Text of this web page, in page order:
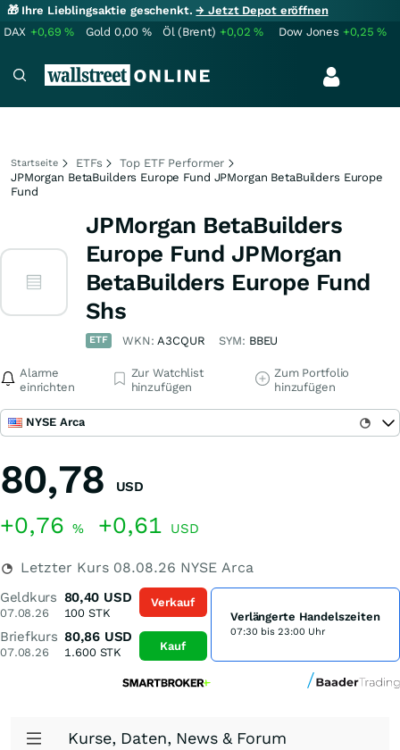
🎁 Ihre Lieblingsaktie geschenkt.→ Jetzt Depot eröffnen
DAX +0,69% Gold 0,00 % Öl (Brent) +0,02% Dow Jones +0,25%
Startseite ETFs
Top ETF Performer
JPMorgan BetaBuilders Europe Fund JPMorgan BetaBuilders Europe
Fund
JPMorgan BetaBuilders
Europe Fund JPMorgan
BetaBuilders Europe Fund
Shs
ETF WKN:A3CQUR SYM: BBEU
Alarme
einrichten
Zur Watchlist
hinzufügen
Zum Portfolio
hinzufügen
NYSE Arca
80,78 USD
+0,76 % +0,61 USD
Letzter Kurs 08.08.26 NYSE Arca
Geldkurs
07.08.26
80,40 USD
100 STK
Briefkurs
07.08.26
80,86 USD
1.600STK
Verkauf
Kauf
Verlängerte Handelszeiten
07:30 bis 23:00 Uhr
Kurse, Daten, News & Forum